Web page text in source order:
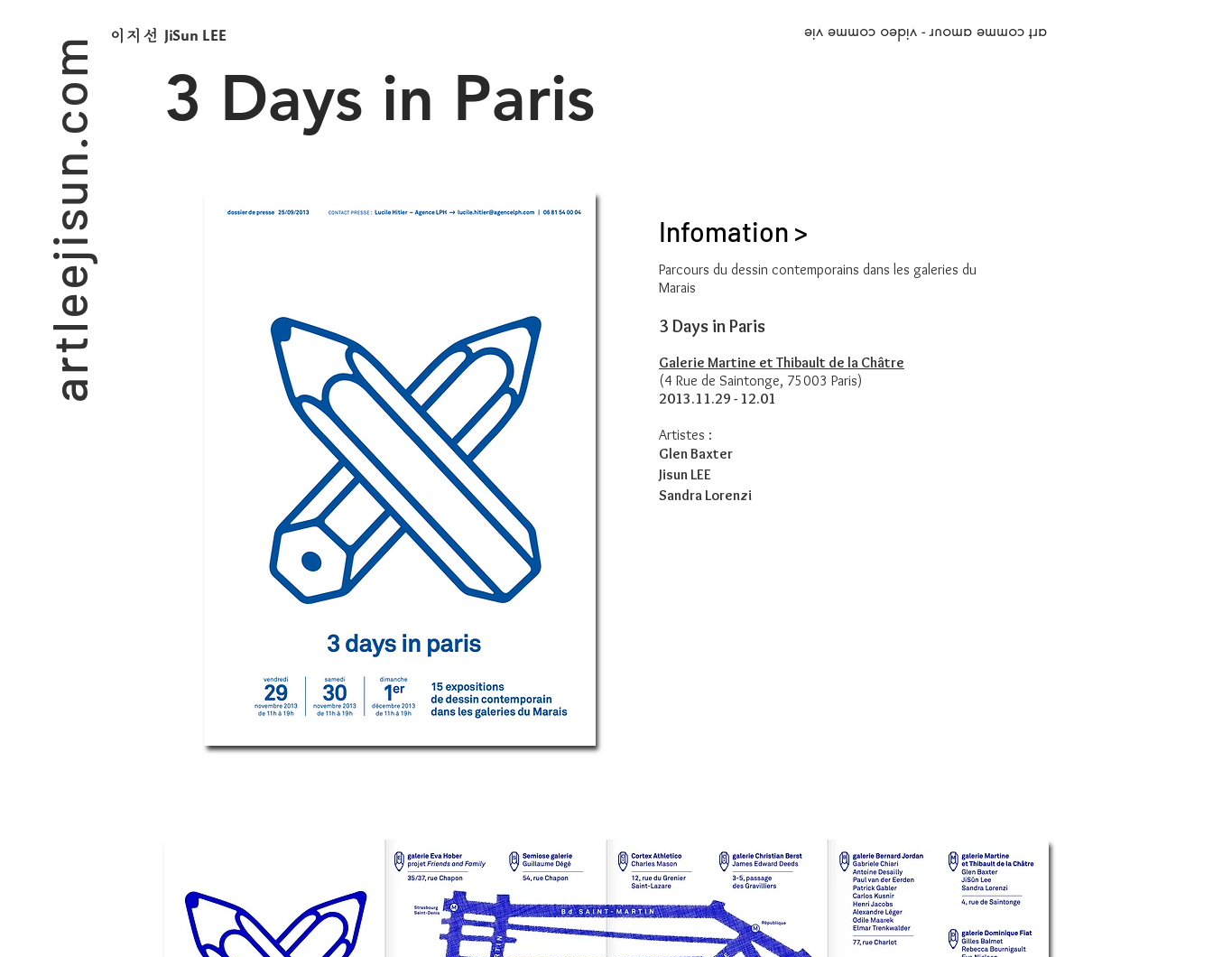
artleejisun.com ​이지선 JiSun LEE art comme amour - video comme vie
3 Days in Paris
Infomation >
Parcours du dessin contemporains dans les galeries du
Marais
3 Days in Paris
Galerie Martine et Thibault de la Châtre
(4 Rue de Saintonge, 75003 Paris)
2013.11.29 - 12.01
Artistes :
Glen Baxter
Jisun LEE
Sandra Lorenzi